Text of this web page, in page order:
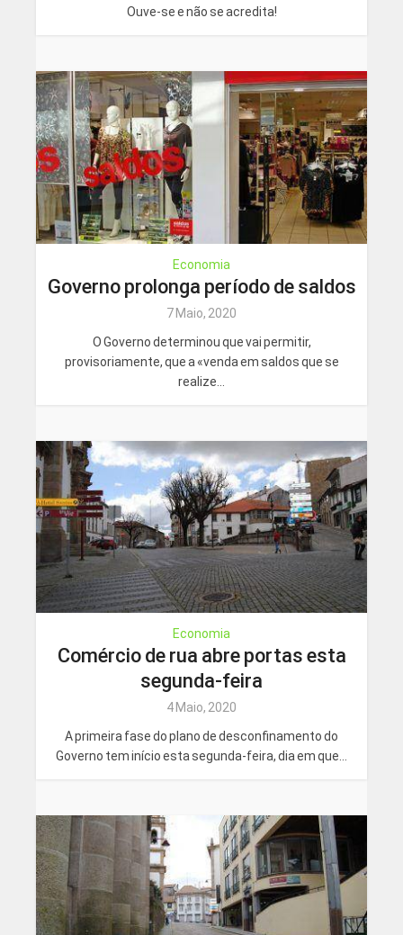
Ouve-se e não se acredita!
Economia
Governo prolonga período de saldos
7 Maio, 2020
O Governo determinou que vai permitir,
provisoriamente, que a «venda em saldos que se
realize...
Economia
Comércio de rua abre portas esta
segunda-feira
4 Maio, 2020
A primeira fase do plano de desconfinamento do
Governo tem início esta segunda-feira, dia em que...